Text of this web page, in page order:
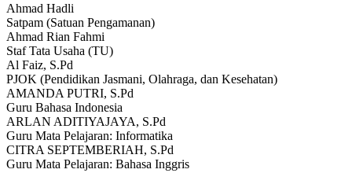
Ahmad Hadli
Satpam (Satuan Pengamanan)
Ahmad Rian Fahmi
Staf Tata Usaha (TU)
Al Faiz, S.Pd
PJOK (Pendidikan Jasmani, Olahraga, dan Kesehatan)
AMANDA PUTRI, S.Pd
Guru Bahasa Indonesia
ARLAN ADITIYAJAYA, S.Pd
Guru Mata Pelajaran: Informatika
CITRA SEPTEMBERIAH, S.Pd
Guru Mata Pelajaran: Bahasa Inggris